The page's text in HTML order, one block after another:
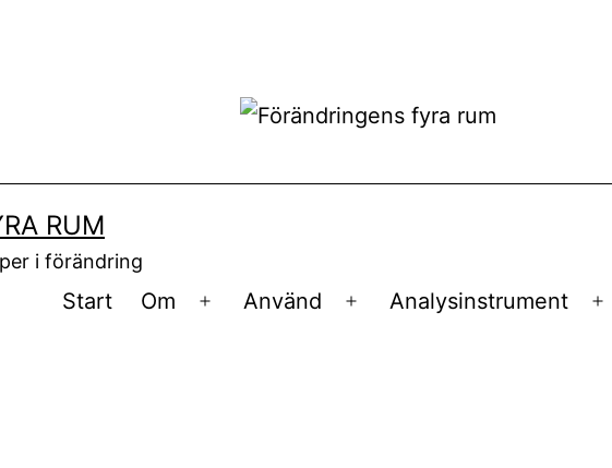
RUM
i förändring
Start Om
Öppna
Använd
Öppna
Analysinstrument